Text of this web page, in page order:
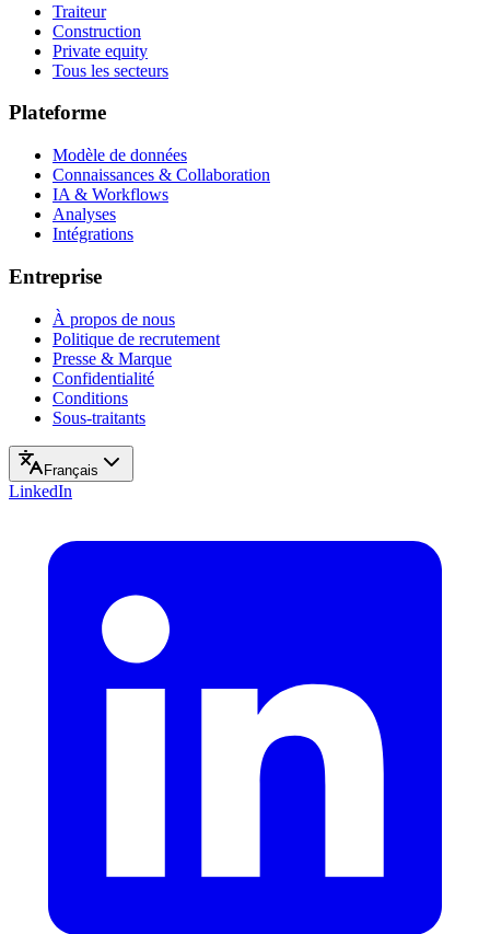
Traiteur
Construction
Private equity
Tous les secteurs
Plateforme
Modèle de données
Connaissances & Collaboration
IA & Workflows
Analyses
Intégrations
Entreprise
À propos de nous
Politique de recrutement
Presse & Marque
Confidentialité
Conditions
Sous-traitants
Français
LinkedIn